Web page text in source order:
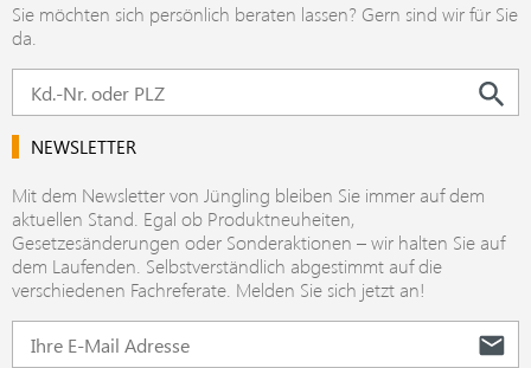
Sie möchten sich persönlich beraten lassen? Gern sind wir für Sie
da.
NEWSLETTER
Mit dem Newsletter von Jüngling bleiben Sie immer auf dem
aktuellen Stand. Egal ob Produktneuheiten,
Gesetzesänderungen oder Sonderaktionen – wir halten Sie auf
dem Laufenden. Selbstverständlich abgestimmt auf die
verschiedenen Fachreferate. Melden Sie sich jetzt an!